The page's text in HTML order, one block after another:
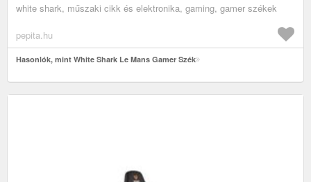
white shark, műszaki cikk és elektronika, gaming, gamer székek
pepita.hu
Hasonlók, mint White Shark Le Mans Gamer Szék